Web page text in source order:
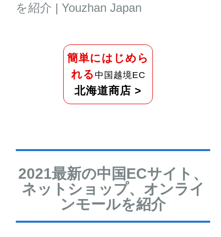
を紹介 | Youzhan Japan
簡単にはじめら
れる 中国越境EC
北海道商店 >
2021最新の中国ECサイト、
ネットショップ、オンライ
ンモールを紹介